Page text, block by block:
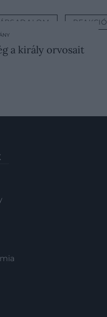
REAKCIÓ
a király orvosait